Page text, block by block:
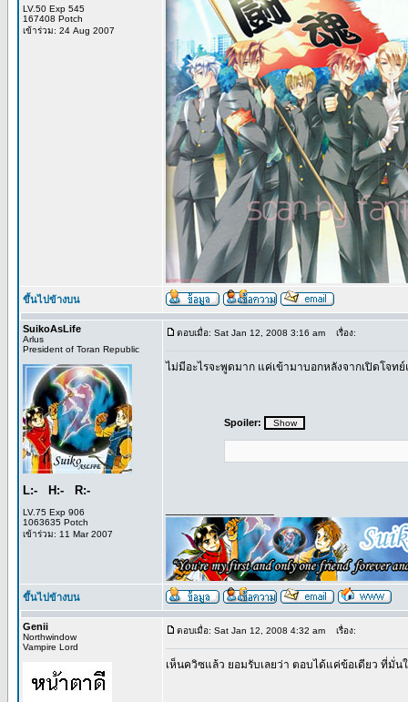
LV.50 Exp 545
167408 Potch
เข้าร่วม: 24 Aug 2007
ขึ้นไปข้างบน
SuikoAsLife
Arlus
President of Toran Republic
L:- H:- R:-
LV.75 Exp 906
1063635 Potch
เข้าร่วม: 11 Mar 2007
ตอบเมื่อ: Sat Jan 12, 2008 3:16 am เรื่อง:
ไม่มีอะไรจะพูดมาก แค่เข้ามาบอกหลังจากเปิดโจทย์
Spoiler:
ขึ้นไปข้างบน
Genii
Northwindow
Vampire Lord
ตอบเมื่อ: Sat Jan 12, 2008 4:32 am เรื่อง:
เห็นควิซแล้ว ยอมรับเลยว่า ตอบได้แค่ข้อเดียว ที่มั่น